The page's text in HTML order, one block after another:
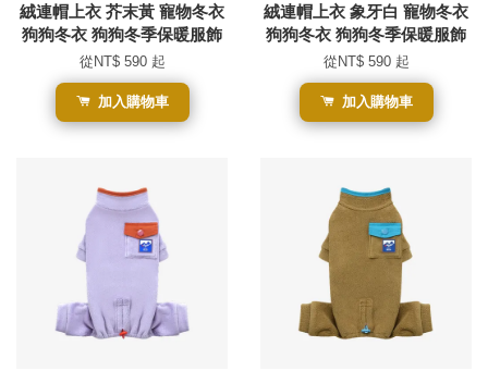
絨連帽上衣 芥末黃 寵物冬衣
狗狗冬衣 狗狗冬季保暖服飾
從 NT$ 590 起
加入購物車
絨連帽上衣 象牙白 寵物冬衣
狗狗冬衣 狗狗冬季保暖服飾
從 NT$ 590 起
加入購物車